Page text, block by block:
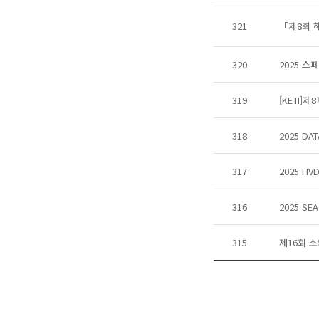
321 「제8
320 2025 스
319 [KETI]제
318 2025
317 2025
316 2025
315 제16회